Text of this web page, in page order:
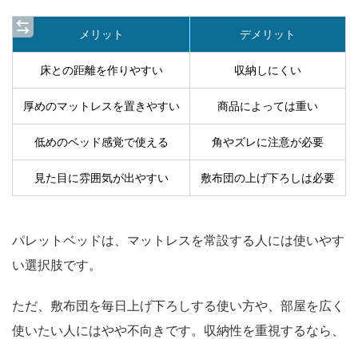
メリット デメリット
床との距離を作りやすい 収納しにくい
厚めのマットレスを置きやすい 商品によっては重い
低めのベッド感覚で使える 角やズレに注意が必要
見た目に雰囲気が出やすい 敷布団の上げ下ろしは必要
パレットベッドは、マットレスを常設する人には使いやす
い選択肢です。
ただ、敷布団を毎日上げ下ろしする使い方や、部屋を広く
使いたい人にはやや不向きです。収納性を重視するなら、